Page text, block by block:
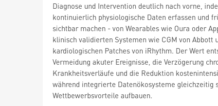
Diagnose und Intervention deutlich nach vorne,
kontinuierlich physiologische Daten erfassen und
sichtbar machen - von Wearables wie Oura oder
klinisch validierten Systemen wie CGM von Abbott
kardiologischen Patches von iRhythm. Der Wert
Vermeidung akuter Ereignisse, die Verzögerung
Krankheitsverläufe und die Reduktion
während integrierte Datenökosysteme gleichzeitig
Wettbewerbsvorteile aufbauen.